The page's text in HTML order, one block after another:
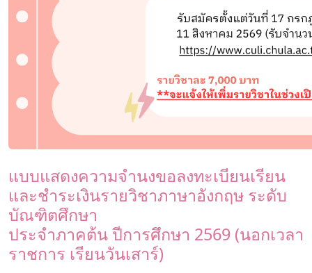
แบบแสดงความจำนงขอลงทะเบียนเรียน
และชำระเงินรายวิชาภาษาอังกฤษ ระดับ
บัณฑิตศึกษา
ประจำภาคต้น ปีการศึกษา 2569 (นอกเวลา
ราชการ เรียนวันเสาร์)